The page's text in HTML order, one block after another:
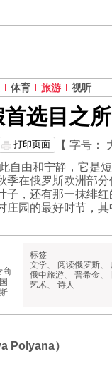
体育 旅游 视听
选目之所
【 字号：
打印页面
自由和宁静，它是
季在俄罗斯欧洲部分
，还有那一抹绯红
庄园的最好时节，其
商
标签
文学、 阅读俄罗斯、
俄中旅游、 普希金、
艺术、 诗人
Polyana）